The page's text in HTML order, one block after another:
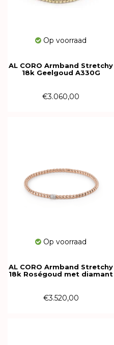
Op voorraad
AL CORO Armband Stretchy
18k Geelgoud A330G
€3.060,00
Op voorraad
AL CORO Armband Stretchy
18k Roségoud met diamant
€3.520,00